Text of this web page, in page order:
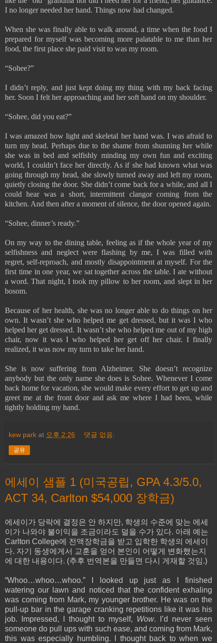
I no longer needed her hand. Things now had changed.
When she was finally able to walk around, a time when the food I
prepared for myself was becoming more palatable to me than her
food, the first place she paid visit to was my room.
“Sohee?”
I didn’t reply, and just kept doing my thing with my back facing
her. Soon I felt her approaching and her soft hand on my shoulder.
“Sohee, did you eat?”
I was amazed how light and skeletal her hand was. I was afraid to
turn my head. Perhaps due to the shame from shunning her while
she was in bed and selfishly minding my own fun and exciting
world, I couldn’t face her directly. As if she had known what was
going through my head, she slowly turned away and left my room,
quietly closing the door. She didn’t come back for a while, and all I
could hear was a short, intermittent clangor coming from the
kitchen. And then after a moment of silence, the door opened again.
“Sohee, dinner’s ready.”
On my way to the dining table, feeling as if the whole year of my
selfishness and neglect were flashing by me, I was filled with
regret, self-reproach, and mostly disappointment at myself. For the
first time in one year, we sat together across the table. I ate without
a word. That night, I took my pillow to her room, and slept in her
bosom.
Because of her health, she was no longer able to do things on her
own. It wasn’t she who helped me get dressed, but it was I who
helped her get dressed. It wasn’t she who helped me out of my high
chair, now it was I who helped her get off her chair. I finally
realized, it was now my turn to take her hand.
She is now suffering from Alzheimer. She doesn’t recognize
anybody but the only name she does is Sohee. Whenever I come
back home for vacation, she would make every effort to get up and
greet me at the front door and ask me where I had been, while
tightly holding my hand.
kew park at 오후 2:26 댓글 없음:
공유
에세이 샘플 1 (미국공립, GPA 4.3/5.0,
ACT 34, Carlton $54,000 장학금)
에세이가 당락에 결정은 안 하지만, 학생의 수준에 맞는 에세
이가 나와야 불이익을 조금이라도 덜을 수가 있다. 아래 예는
Carlton College에 전액장학금을 받고 입학한 학생의 에세이
다. 자기 동생에게서 교훈을 얻어 본인이 어떻게 변화했는지
에 대한 내용이다. (추후 번역본을 만들면 다시 게재할 것임.)
“Whoo…whoo…whoo.” I looked up just as I finished
watering our lawn and noticed that the confident exhaling
was coming from Mark, my younger brother. He was on the
pull-up bar in the garage cranking repetitions like it was his
job. Impressed, I thought to myself, Wow. I’d never seen
someone do pull ups with such ease, and coming from Mark,
this was especially humbling. I thought back to when we